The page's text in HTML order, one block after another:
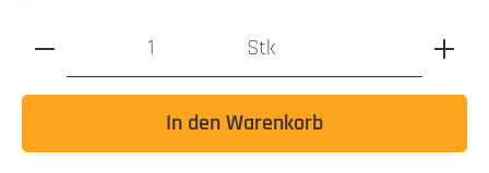
Produkt Anzahl: Gib den gewünschten Wert ein oder
Stk
In den Warenkorb